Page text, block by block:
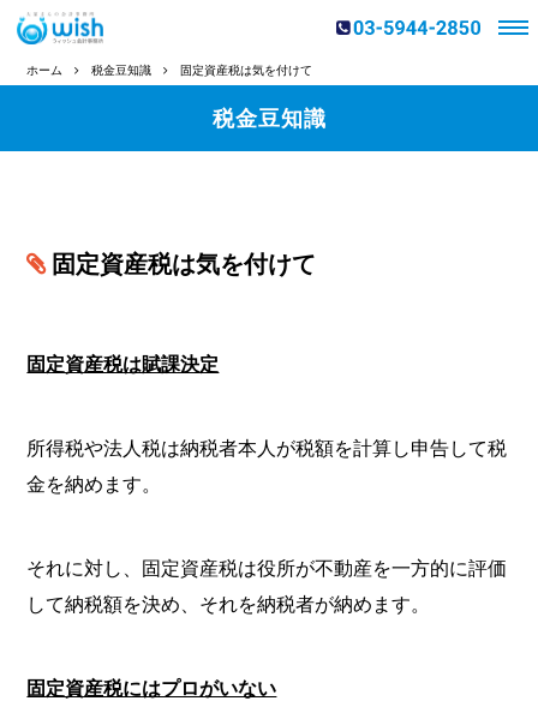
ホーム 税金豆知識 固定資産税は気を付けて
税金豆知識
固定資産税は気を付けて
固定資産税は賦課決定
所得税や法人税は納税者本人が税額を計算し申告して税
金を納めます。
それに対し、固定資産税は役所が不動産を一方的に評価
して納税額を決め、それを納税者が納めます。
固定資産税にはプロがいない